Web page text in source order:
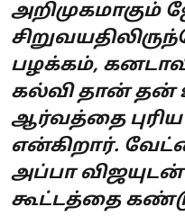
அறிமுகமாகும்
பழக்கம்,
கல்வி தான்
ஆர்வத்தை
என்கிறார்.
அப்பா
கூட்டத்தை